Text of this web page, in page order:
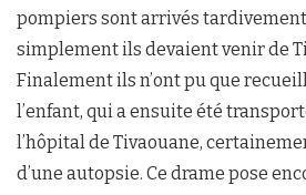
pompiers sont arrivés
simplement ils devaient venir de
Finalement ils n’ont pu que
l’enfant, qui a ensuite été
l’hôpital de Tivaouane,
d’une autopsie. Ce drame pose